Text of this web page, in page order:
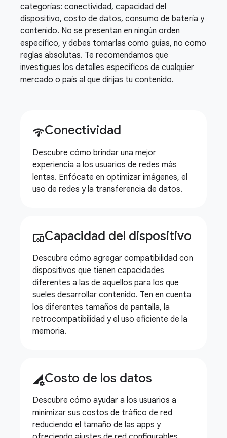
categorías: conectividad, capacidad del
dispositivo, costo de datos, consumo de batería y
contenido. No se presentan en ningún orden
específico, y debes tomarlas como guías, no como
reglas absolutas. Te recomendamos que
investigues los detalles específicos de cualquier
mercado o país al que dirijas tu contenido.
network_checkConectividad
Descubre cómo brindar una mejor
experiencia a los usuarios de redes más
lentas. Enfócate en optimizar imágenes, el
uso de redes y la transferencia de datos.
devices_otherCapacidad del dispositivo
Descubre cómo agregar compatibilidad con
dispositivos que tienen capacidades
diferentes a las de aquellos para los que
sueles desarrollar contenido. Ten en cuenta
los diferentes tamaños de pantalla, la
retrocompatibilidad y el uso eficiente de la
memoria.
perm_data_settingCosto de los datos
Descubre cómo ayudar a los usuarios a
minimizar sus costos de tráfico de red
reduciendo el tamaño de las apps y